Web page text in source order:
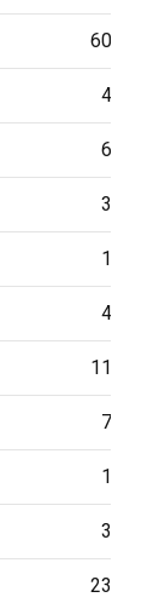
60
4
6
3
1
4
11
7
1
3
23